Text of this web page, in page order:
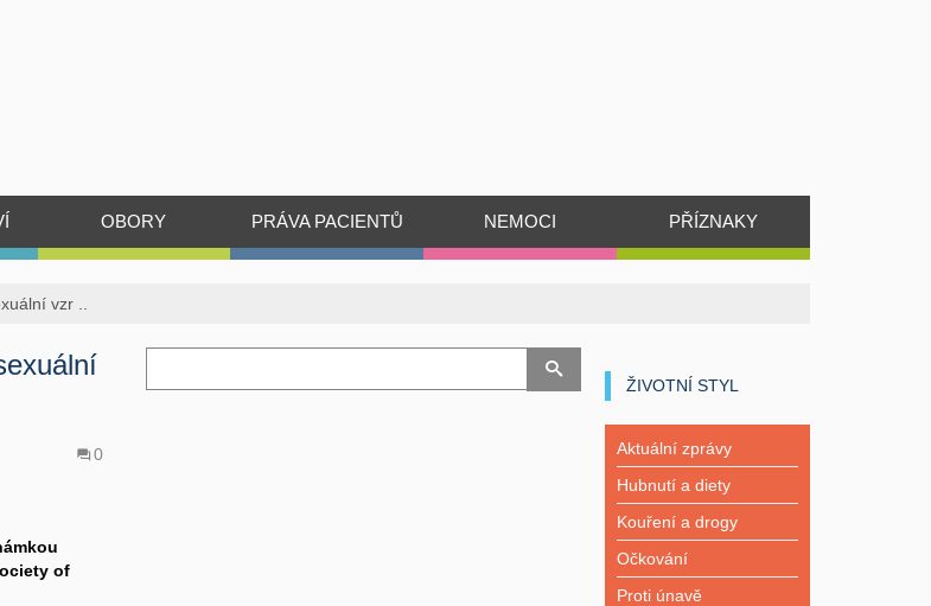
OBORY PRÁVA PACIENTŮ NEMOCI PŘÍZNAKY
vzr ..
0
of
ŽIVOTNÍ STYL
Aktuální zprávy
Hubnutí a diety
Kouření a drogy
Očkování
Proti únavě